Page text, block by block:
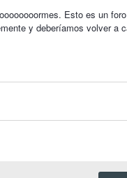
Esto es un
y deberíamos volver a